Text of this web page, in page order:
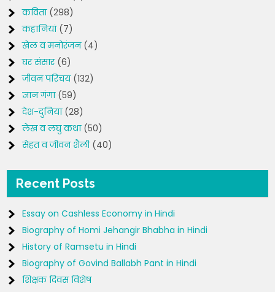
कविता(298)
कहानियां(7)
खेल व मनोरंजन(4)
घर संसार(6)
जीवन परिचय(132)
ज्ञान गंगा(59)
देश-दुनिया(28)
लेख व लघु कथा(50)
सेहत व जीवन शैली(40)
Recent Posts
Essay on Cashless Economy in Hindi
Biography of Homi Jehangir Bhabha in Hindi
History of Ramsetu in Hindi
Biography of Govind Ballabh Pant in Hindi
शिक्षक दिवस विशेष